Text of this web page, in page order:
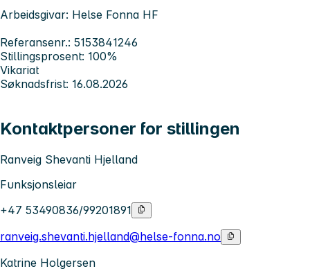
Arbeidsgivar: Helse Fonna HF
Referansenr.: 5153841246
Stillingsprosent: 100%
Vikariat
Søknadsfrist: 16.08.2026
Kontaktpersoner for stillingen
Ranveig Shevanti Hjelland
Funksjonsleiar
+47 53490836/99201891
ranveig.shevanti.hjelland@helse-fonna.no
Katrine Holgersen